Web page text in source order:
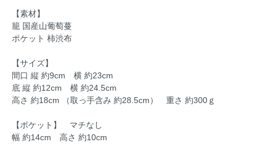
【素材】
籠 国産山葡萄蔓
ポケット 柿渋布
【サイズ】
間口 縦 約9cm 横 約23cm
底 縦 約12cm 横 約24.5cm
高さ 約18cm （取っ手含み 約28.5cm） 重さ 約300ｇ
【ポケット】 マチなし
幅 約14cm 高さ 約10cm